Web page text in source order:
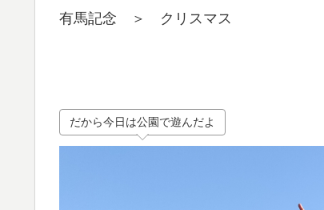
有馬記念 ＞ クリスマス
だから今日は公園で遊んだよ